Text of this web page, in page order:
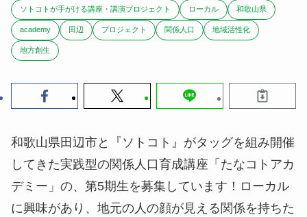
ソトコトが手がける講座・講演プロジェクト ローカル 和歌山県
academy 田辺 プロジェクト 関係人口 地域活性化
地方創生
和歌山県田辺市と『ソトコト』がタッグを組み開催
してきた実践型の関係人口育成講座「たなコトアカ
デミー」の、第5期生を募集しています！ローカル
に興味があり、地元の人の顔が見える関係を持ちた